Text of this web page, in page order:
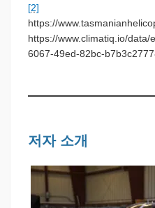
[2]
https://
https://www.climatiq.io/
6067-49ed-82bc-
저자 소개